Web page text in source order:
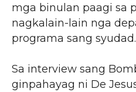
mga binulan paagi sa
nagkalain-lain nga
programa sang syudad.
Sa interview sang
ginpahayag ni De